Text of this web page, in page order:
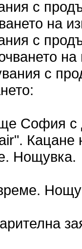
с
на
с
с
София с
Нощувка.